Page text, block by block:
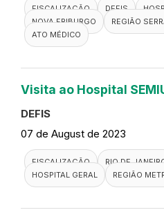
FISCALIZAÇÃO DEFIS
NOVA FRIBURGO
REGIÃO
ATO MÉDICO
Visita ao Hospital
DEFIS
07 de August de 2023
FISCALIZAÇÃO RIO DE
HOSPITAL GERAL
REGIÃO